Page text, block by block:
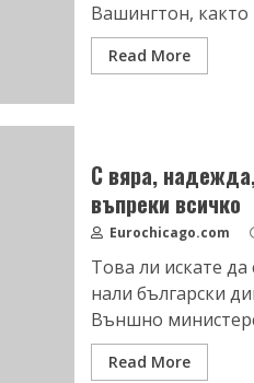
Вашингтон, както
Read More
С вяра,
въпреки всичко
Eurochicago.com
Това ли искате да
нали български
Външно
Read More